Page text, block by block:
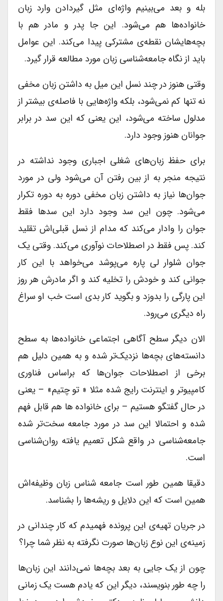
بله و بعد می‌بینیم واژه‌ای مثل گیردادن وارد زبان
خانواده‌ها هم می‌شود. این جا پدر و مادر هم با
بچه‌هایشان نقطه‌ی مشترکی پیدا می‌کند. این عوامل
باید از نگاه جامعه‌شناسی زبان مورد مطالعه قرار گیرد.
وقتی هنوز در چند نسل این میل به داشتن زبان مخفی
نه تنها کم نمی‌شود، بلکه واژه‌هایی با فاصله‌ی بیشتر از
مدلول ساخته می‌شود، این یعنی که این سد در برابر
جوانان هنوز وجود دارد.
برای حفظ زبان‌های شغلی اجباری وجود نداشته در
نتیجه منجر به از بین رفتن آن می‌شود ولی در مورد
جوان‌ها نیاز به داشتن زبان مخفی دوره به دوره تکرار
می‌شود. چون این سد وجود دارد این سدها فقط
جوان را وادار می‌کند که مدام از نسل قبلی‌اش تقلید
کند. پس فقط در اصطلاحات نوآوری می‌کند. وقتی یک
جوان شلوار لی پاره می‌پوشد می‌خواهد با این کار
جوانی کند و خودش را تخلیه کند و اگر مادرش هر روز
این پارگی را بدوزد و بگوید کار بدی است خب او سراغ
راه دیگری می‌رود.
الان دیگر سطح آگاهی اجتماعی خانواده‌ها به سطح
دانسته‌های بچه‌ها نزدیک‌تر شده و به همین دلیل هم
برخی از اصطلاحات جوان‌ها که براساس فناوری
کامپیوتر و اینترنت رایج شده مثلا « تو چتیم» – یعنی
در حال گفتگو هستیم – برای خانواده ها هم قابل فهم
شده و احتمالا این سد در مورد جامعه سخت‌تر شده
جامعه‌شناسی در واقع شکل تعمیم یافته روان‌شناسی
است.
دقیقا همین طور است جامعه شناس زبان وظیفه‌اش
همین است که این دلایل و ریشه‌ها را بشناسد.
در جریان تهیه‌ی این پرونده فهمیدم که کار چندانی در
زمینه‌ی این نوع زبان‌ها صورت نگرفته به نظر شما چرا؟
چون از یک جایی به بعد بچه‌ها نمی‌دانند این زبان‌ها
را چه طور بنویسند، دیگر این که یادم هست یک زمانی